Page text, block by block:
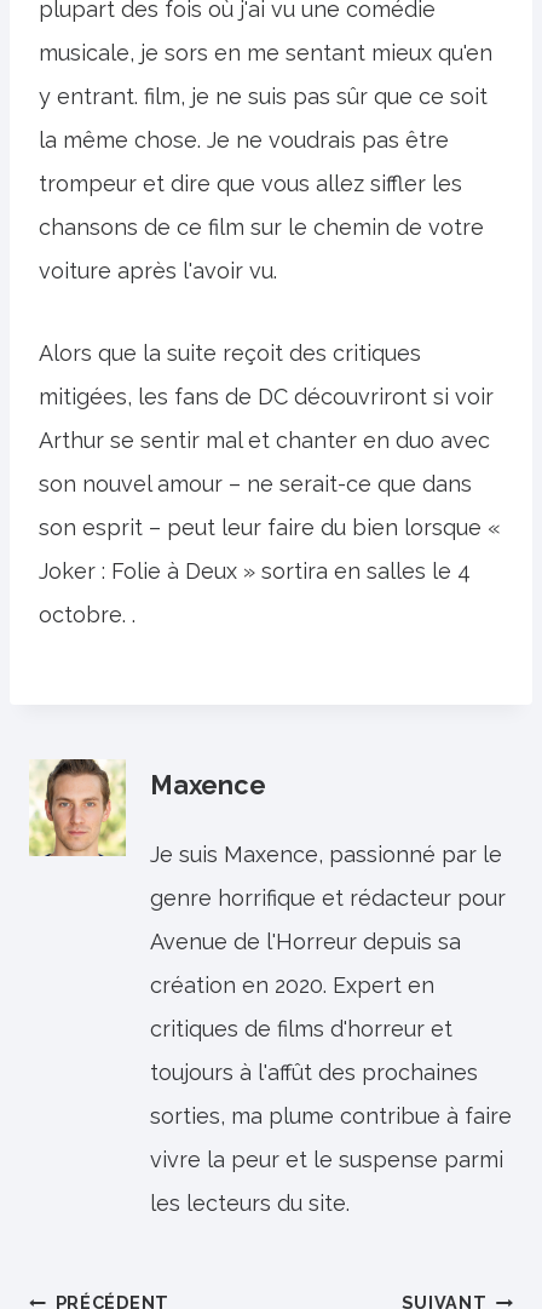
plupart des fois où j'ai vu une comédie
musicale, je sors en me sentant mieux qu'en
y entrant. film, je ne suis pas sûr que ce soit
la même chose. Je ne voudrais pas être
trompeur et dire que vous allez siffler les
chansons de ce film sur le chemin de votre
voiture après l'avoir vu.
Alors que la suite reçoit des critiques
mitigées, les fans de DC découvriront si voir
Arthur se sentir mal et chanter en duo avec
son nouvel amour – ne serait-ce que dans
son esprit – peut leur faire du bien lorsque «
Joker : Folie à Deux » sortira en salles le 4
octobre. .
Maxence
Je suis Maxence, passionné par le
genre horrifique et rédacteur pour
Avenue de l'Horreur depuis sa
création en 2020. Expert en
critiques de films d'horreur et
toujours à l'affût des prochaines
sorties, ma plume contribue à faire
vivre la peur et le suspense parmi
les lecteurs du site.
PRÉCÉDENT SUIVANT